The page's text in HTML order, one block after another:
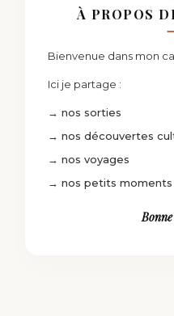
À PROPOS
Bienvenue dans mon
Ici je partage :
→ nos sorties
→ nos découvertes
→ nos voyages
→ nos petits